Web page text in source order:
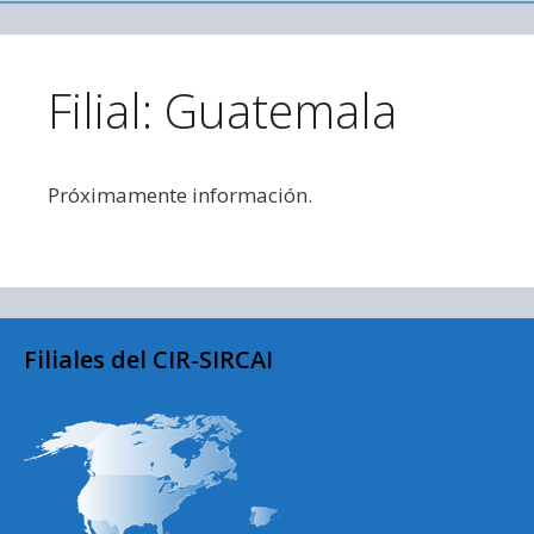
Filial: Guatemala
Próximamente información.
Filiales del CIR-SIRCAI